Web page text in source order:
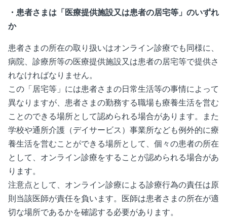
・患者さまは「医療提供施設又は患者の居宅等」のいずれ
か
患者さまの所在の取り扱いはオンライン診療でも同様に、
病院、診療所等の医療提供施設又は患者の居宅等で提供さ
れなければなりません。
この「居宅等」には患者さまの日常生活等の事情によって
異なりますが、患者さまの勤務する職場も療養生活を営む
ことのできる場所として認められる場合があります。また
学校や通所介護（デイサービス）事業所なども例外的に療
養生活を営むことができる場所として、個々の患者の所在
として、オンライン診療をすることが認められる場合があ
ります。
注意点として、オンライン診療による診療行為の責任は原
則当該医師が責任を負います。医師は患者さまの所在が適
切な場所であるかを確認する必要があります。